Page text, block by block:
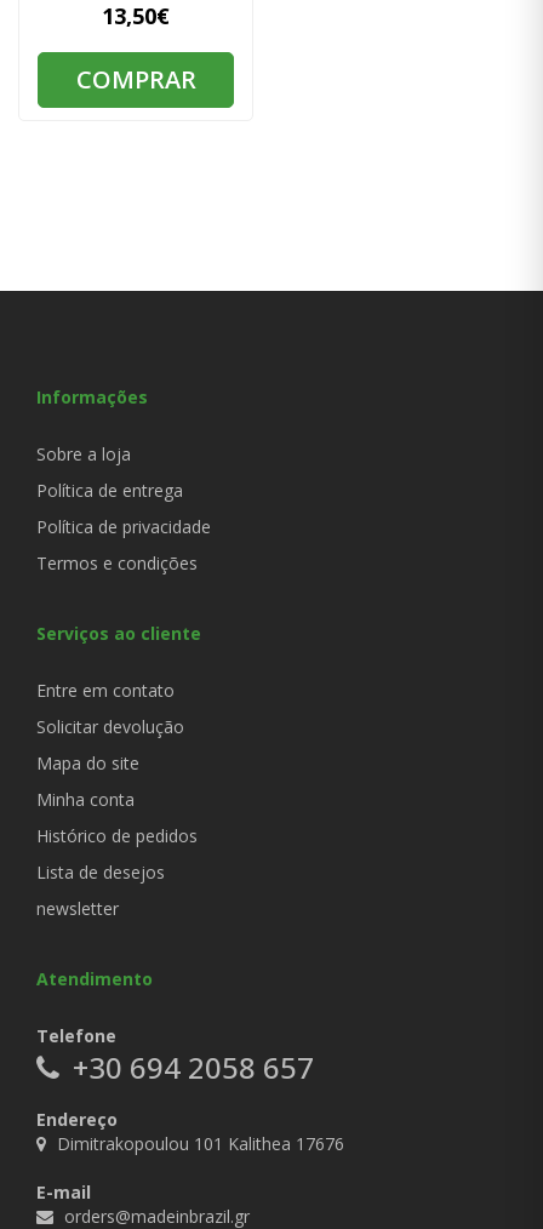
13,50€
COMPRAR
Informações
Sobre a loja
Política de entrega
Política de privacidade
Termos e condições
Serviços ao cliente
Entre em contato
Solicitar devolução
Mapa do site
Minha conta
Histórico de pedidos
Lista de desejos
newsletter
Atendimento
Telefone
+30 694 2058 657
Endereço
Dimitrakopoulou 101 Kalithea 17676
E-mail
orders@madeinbrazil.gr